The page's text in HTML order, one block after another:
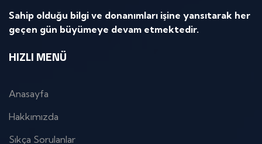
Sahip olduğu bilgi ve donanımları işine yansıtarak her
geçen gün büyümeye devam etmektedir.
HIZLI MENÜ
Anasayfa
Hakkımızda
Sıkça Sorulanlar